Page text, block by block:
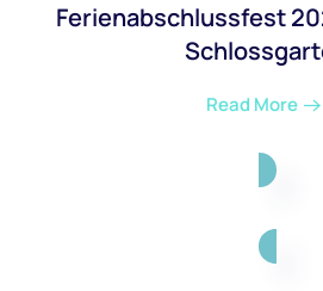
Ferienabschlussfest
Read More